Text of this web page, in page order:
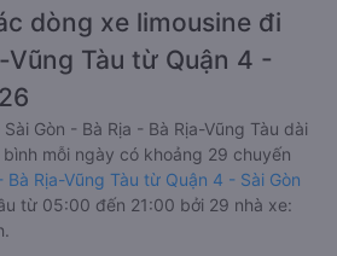
dòng xe limousine đi
Vũng Tàu từ Quận 4 -
Gòn - Bà Rịa - Bà Rịa-Vũng Tàu dài
mỗi ngày có khoảng 29 chuyến
Bà Rịa-Vũng Tàu từ Quận 4 - Sài Gòn
từ 05:00 đến 21:00 bởi 29 nhà xe: